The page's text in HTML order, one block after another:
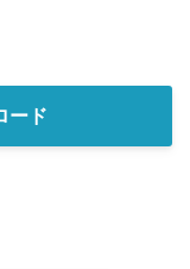
ード